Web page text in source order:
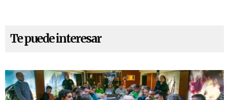
Te puede interesar